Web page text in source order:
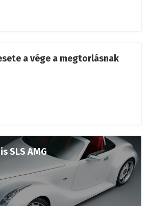
a vége a megtorlásnak
SLS AMG